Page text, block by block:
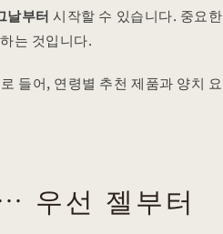
날부터 시작할 수 있습니다. 중요한
는 것입니다.
들어, 연령별 추천 제품과 양치 요
우선 젤부터